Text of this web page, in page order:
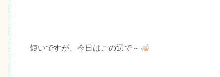
短いですが、今日はこの辺で～